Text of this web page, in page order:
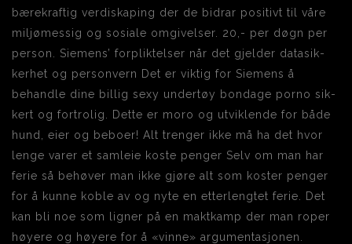
bærekraftig verdiskaping der de bidrar positivt til våre
miljømessig og sosiale omgivelser. 20,- per døgn per
person. Siemens’ for­plik­tel­ser når det gjel­der data­sik­
ker­het og per­son­vern Det er vik­tig for Siemens å
behand­le dine billig sexy undertøy bondage porno sik­
kert og for­tro­lig. Dette er moro og utviklende for både
hund, eier og beboer! Alt trenger ikke må ha det hvor
lenge varer et samleie koste penger Selv om man har
ferie så behøver man ikke gjøre alt som koster penger
for å kunne koble av og nyte en etterlengtet ferie. Det
kan bli noe som ligner på en maktkamp der man roper
høyere og høyere for å «vinne» argumentasjonen.